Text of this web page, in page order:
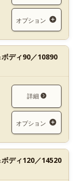
オプション
ボディ90／10890
詳細
オプション
ボディ120／14520